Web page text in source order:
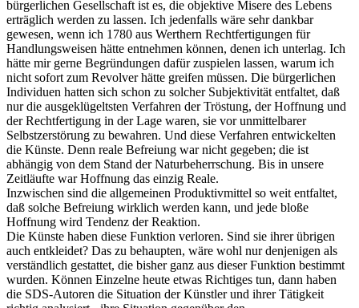
bürgerlichen Gesellschaft ist es, die objektive Misere des Lebens
erträglich werden zu lassen. Ich jedenfalls wäre sehr dankbar
gewesen, wenn ich 1780 aus Werthern Rechtfertigungen für
Handlungsweisen hätte entnehmen können, denen ich unterlag. Ich
hätte mir gerne Begründungen dafür zuspielen lassen, warum ich
nicht sofort zum Revolver hätte greifen müssen. Die bürgerlichen
Individuen hatten sich schon zu solcher Subjektivität entfaltet, daß
nur die ausgeklügeltsten Verfahren der Tröstung, der Hoffnung und
der Rechtfertigung in der Lage waren, sie vor unmittelbarer
Selbstzerstörung zu bewahren. Und diese Verfahren entwickelten
die Künste. Denn reale Befreiung war nicht gegeben; die ist
abhängig von dem Stand der Naturbeherrschung. Bis in unsere
Zeitläufte war Hoffnung das einzig Reale.
Inzwischen sind die allgemeinen Produktivmittel so weit entfaltet,
daß solche Befreiung wirklich werden kann, und jede bloße
Hoffnung wird Tendenz der Reaktion.
Die Künste haben diese Funktion verloren. Sind sie ihrer übrigen
auch entkleidet? Das zu behaupten, wäre wohl nur denjenigen als
verständlich gestattet, die bisher ganz aus dieser Funktion bestimmt
wurden. Können Einzelne heute etwas Richtiges tun, dann haben
die SDS-Autoren die Situation der Künstler und ihrer Tätigkeit